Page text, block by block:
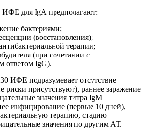
ИФЕ для IgА предполагают:
бактериями;
(восстановления);
терапии;
(при сочетании с
ответом IgG).
ИФЕ подразумевает отсутствие
риски присутствуют), раннее заражение
значения титра IgМ
инфицирование (первые 10 дней),
терапию, стадию
значения по другим АТ.